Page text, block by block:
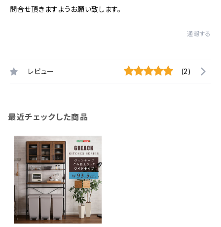
問合せ頂きますようお願い致します。
通報する
レビュー (2)
最近チェックした商品